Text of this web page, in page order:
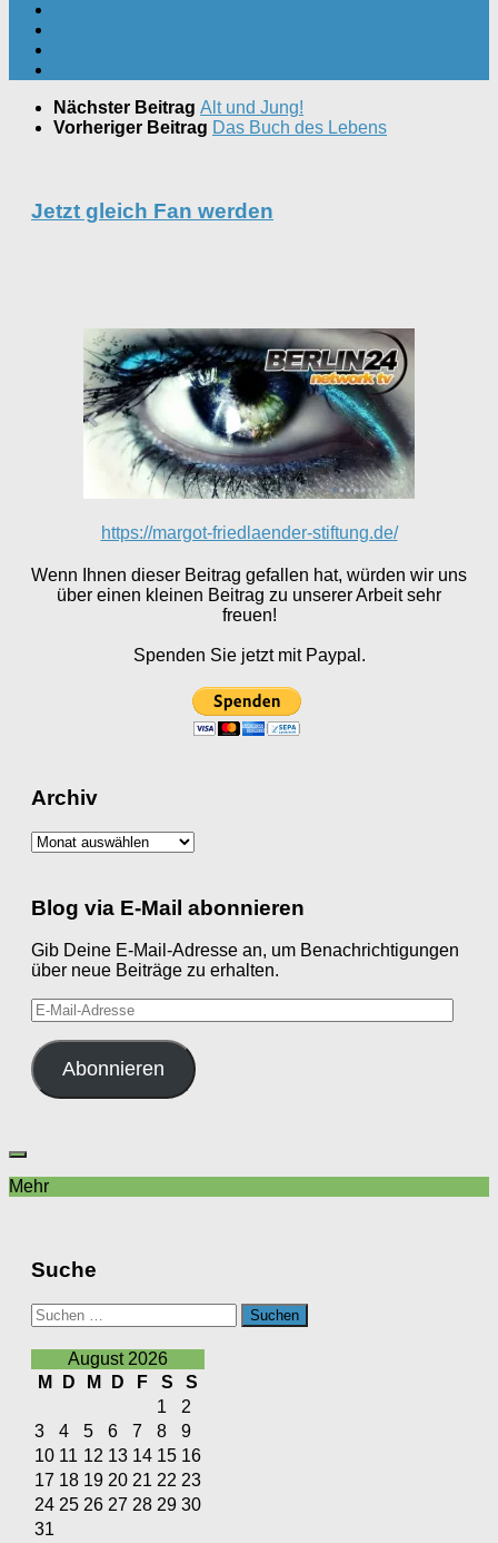
Nächster Beitrag Alt und Jung!
Vorheriger Beitrag Das Buch des Lebens
Jetzt gleich Fan werden
https://margot-friedlaender-stiftung.de/
Wenn Ihnen dieser Beitrag gefallen hat, würden wir uns
über einen kleinen Beitrag zu unserer Arbeit sehr
freuen!
Spenden Sie jetzt mit Paypal.
Archiv
Archiv
Blog via E-Mail abonnieren
Gib Deine E-Mail-Adresse an, um Benachrichtigungen
über neue Beiträge zu erhalten.
E-
Mail-
Adresse
Abonnieren
Mehr
Suche
Suchen
nach:
August 2026
M
D M D F S
S
1
2
3
4 5 6 7 8
9
10 11 12 13 14 15 16
17 18 19 20 21 22 23
24 25 26 27 28 29 30
31